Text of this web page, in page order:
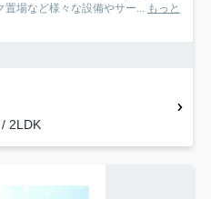
場など様々な設備やサー... もっと
2LDK